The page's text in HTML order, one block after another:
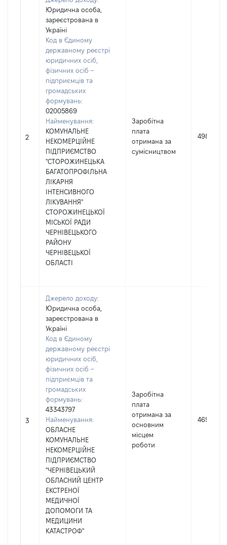
2
Юридична особа,
зареєстрована в
Україні
Код в Єдиному
державному реєстрі
юридичних осіб,
фізичних осіб –
підприємців та
громадських
формувань:
02005869
Найменування:
КОМУНАЛЬНЕ
НЕКОМЕРЦІЙНЕ
ПІДПРИЄМСТВО
"СТОРОЖИНЕЦЬКА
БАГАТОПРОФІЛЬНА
ЛІКАРНЯ
ІНТЕНСИВНОГО
ЛІКУВАННЯ"
СТОРОЖИНЕЦЬКОЇ
МІСЬКОЇ РАДИ
ЧЕРНІВЕЦЬКОГО
РАЙОНУ
ЧЕРНІВЕЦЬКОЇ
ОБЛАСТІ
Заробітна
плата
отримана за
сумісництвом
49852
3
Джерело доходу:
Юридична особа,
зареєстрована в
Україні
Код в Єдиному
державному реєстрі
юридичних осіб,
фізичних осіб –
підприємців та
громадських
формувань:
43343797
Найменування:
ОБЛАСНЕ
КОМУНАЛЬНЕ
НЕКОМЕРЦІЙНЕ
ПІДПРИЄМСТВО
"ЧЕРНІВЕЦЬКИЙ
ОБЛАСНИЙ ЦЕНТР
ЕКСТРЕНОЇ
МЕДИЧНОЇ
ДОПОМОГИ ТА
МЕДИЦИНИ
КАТАСТРОФ"
Заробітна
плата
отримана за
основним
місцем
роботи
4695548